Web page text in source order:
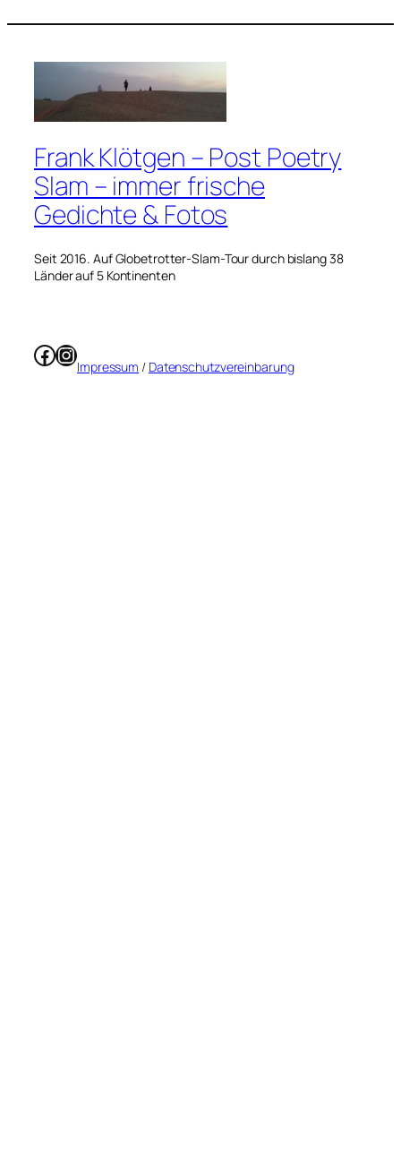
Frank Klötgen – Post Poetry
Slam – immer frische
Gedichte & Fotos
Seit 2016. Auf Globetrotter-Slam-Tour durch bislang 38
Länder auf 5 Kontinenten
Facebook
Instagram
Impressum / Datenschutzvereinbarung